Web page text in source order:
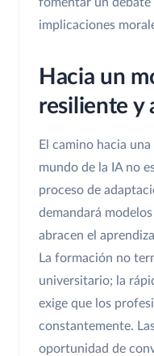
implicaciones
Hacia un
resiliente y
El camino hacia
mundo de la IA no
proceso de
demandará
abracen el
La formación no
universitario; la
exige que los
constantemente.
oportunidad de